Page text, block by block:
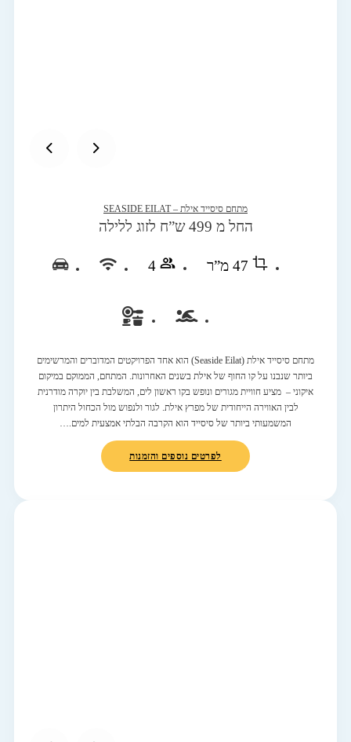
מתחם סיסייד אילת – SEASIDE EILAT
החל מ 499 ש”ח לזוג ללילה
47 מ”ר 4
מתחם סיסייד אילת (Seaside Eilat) הוא אחד הפרויקטים המדוברים והמרשימים
ביותר שנבנו על קו החוף של אילת בשנים האחרונות. המתחם, הממוקם במיקום
איקוני – מציע חוויית מגורים ונופש בקו ראשון לים, המשלבת בין יוקרה מודרנית
לבין האווירה הייחודית של מפרץ אילת. לגור ולנפוש מול הכחול היתרון
המשמעותי ביותר של סיסייד הוא הקרבה הבלתי אמצעית למים.…
לפרטים נוספים והזמנות